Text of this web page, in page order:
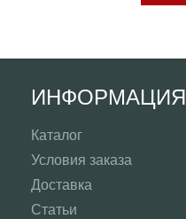
ИНФОРМАЦИЯ
Каталог
Условия заказа
Доставка
Статьи